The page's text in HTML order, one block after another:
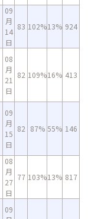
09
月
14
日
83 102%13% 924
08
月
21
日
82 109%16% 413
09
月
15
日
82 87% 55% 146
08
月
27
日
77 103%13% 817
09